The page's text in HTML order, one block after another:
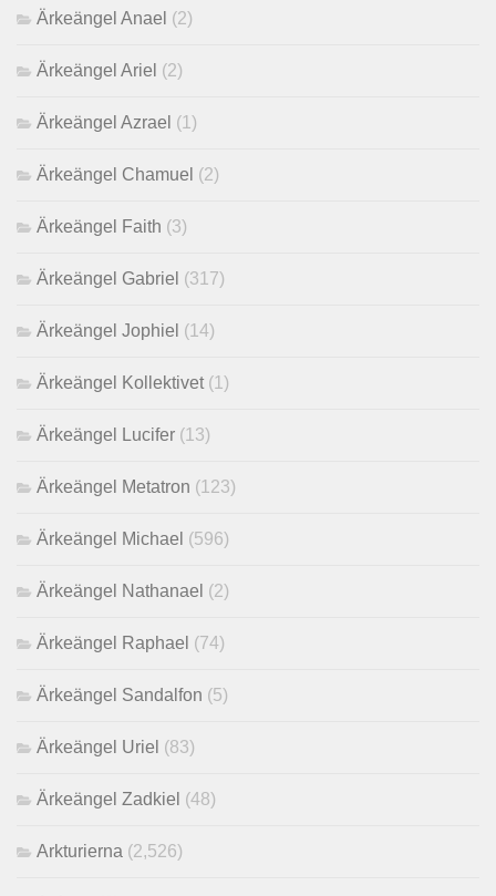
Ärkeängel Anael (2)
Ärkeängel Ariel (2)
Ärkeängel Azrael (1)
Ärkeängel Chamuel (2)
Ärkeängel Faith (3)
Ärkeängel Gabriel (317)
Ärkeängel Jophiel (14)
Ärkeängel Kollektivet (1)
Ärkeängel Lucifer (13)
Ärkeängel Metatron (123)
Ärkeängel Michael (596)
Ärkeängel Nathanael (2)
Ärkeängel Raphael (74)
Ärkeängel Sandalfon (5)
Ärkeängel Uriel (83)
Ärkeängel Zadkiel (48)
Arkturierna (2,526)